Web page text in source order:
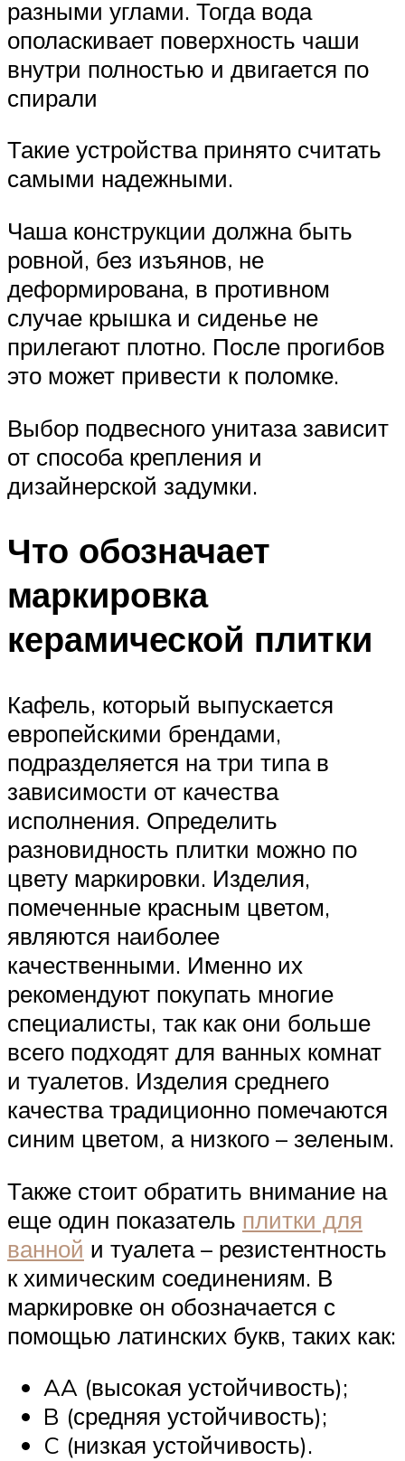
разными углами. Тогда вода
ополаскивает поверхность чаши
внутри полностью и двигается по
спирали
Такие устройства принято считать
самыми надежными.
Чаша конструкции должна быть
ровной, без изъянов, не
деформирована, в противном
случае крышка и сиденье не
прилегают плотно. После прогибов
это может привести к поломке.
Выбор подвесного унитаза зависит
от способа крепления и
дизайнерской задумки.
Что обозначает
маркировка
керамической плитки
Кафель, который выпускается
европейскими брендами,
подразделяется на три типа в
зависимости от качества
исполнения. Определить
разновидность плитки можно по
цвету маркировки. Изделия,
помеченные красным цветом,
являются наиболее
качественными. Именно их
рекомендуют покупать многие
специалисты, так как они больше
всего подходят для ванных комнат
и туалетов. Изделия среднего
качества традиционно помечаются
синим цветом, а низкого – зеленым.
Также стоит обратить внимание на
еще один показатель плитки для
ванной и туалета – резистентность
к химическим соединениям. В
маркировке он обозначается с
помощью латинских букв, таких как:
AA (высокая устойчивость);
B (средняя устойчивость);
C (низкая устойчивость).